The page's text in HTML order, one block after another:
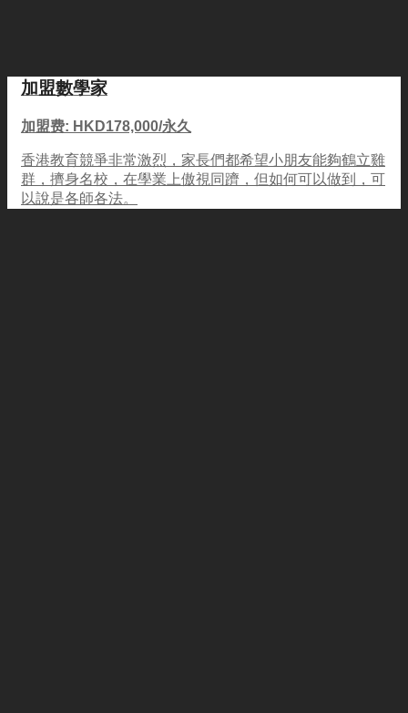
加盟數學家
加盟费: HKD178,000/永久
香港教育競爭非常激烈，家長們都希望小朋友能夠鶴立雞
群，擠身名校，在學業上傲視同躋，但如何可以做到，可
以說是各師各法。